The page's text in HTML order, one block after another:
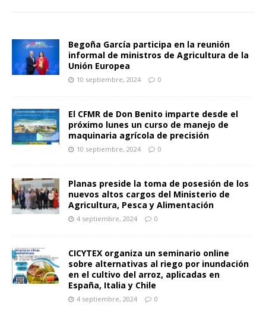
Begoña García participa en la reunión
informal de ministros de Agricultura de la
Unión Europea
10 septiembre, 2024 0
El CFMR de Don Benito imparte desde el
próximo lunes un curso de manejo de
maquinaria agrícola de precisión
10 septiembre, 2024 0
Planas preside la toma de posesión de los
nuevos altos cargos del Ministerio de
Agricultura, Pesca y Alimentación
4 septiembre, 2024 0
CICYTEX organiza un seminario online
sobre alternativas al riego por inundación
en el cultivo del arroz, aplicadas en
España, Italia y Chile
4 septiembre, 2024 0